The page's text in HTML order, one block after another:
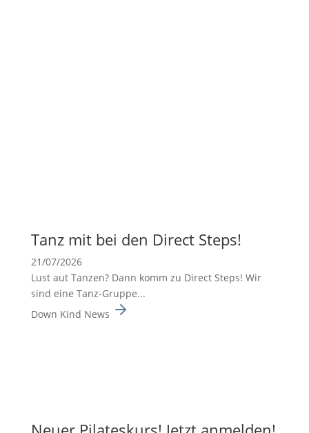
Tanz mit bei den Direct Steps!
21/07/2026
Lust aut Tanzen? Dann komm zu Direct Steps! Wir
sind eine Tanz-Gruppe...
Down Kind News